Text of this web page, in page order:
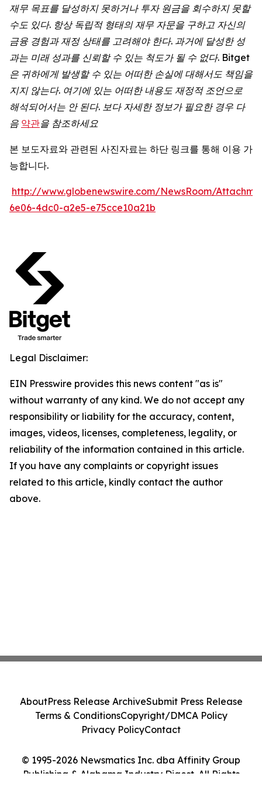
재무 목표를 달성하지 못하거나 투자 원금을 회수하지 못할
수도 있다. 항상 독립적 형태의 재무 자문을 구하고 자신의
금융 경험과 재정 상태를 고려해야 한다. 과거에 달성한 성
과는 미래 성과를 신뢰할 수 있는 척도가 될 수 없다. Bitget
은 귀하에게 발생할 수 있는 어떠한 손실에 대해서도 책임을
지지 않는다. 여기에 있는 어떠한 내용도 재정적 조언으로
해석되어서는 안 된다. 보다 자세한 정보가 필요한 경우 다
음 약관을 참조하세요
본 보도자료와 관련된 사진자료는 하단 링크를 통해 이용 가
능합니다.
http://www.globenewswire.com/NewsRoom/
6e06-4dc0-a2e5-e75cce10a21b
Legal Disclaimer:
EIN Presswire provides this news content "as is"
without warranty of any kind. We do not accept any
responsibility or liability for the accuracy, content,
images, videos, licenses, completeness, legality, or
reliability of the information contained in this article.
If you have any complaints or copyright issues
related to this article, kindly contact the author
above.
© 1995-2026 Newsmatics Inc. dba Affinity Group
Publishing & Alabama Industry Digest. All Rights
AboutPress Release ArchiveSubmit Press Release
Terms & ConditionsCopyright/DMCA Policy
Privacy PolicyContact